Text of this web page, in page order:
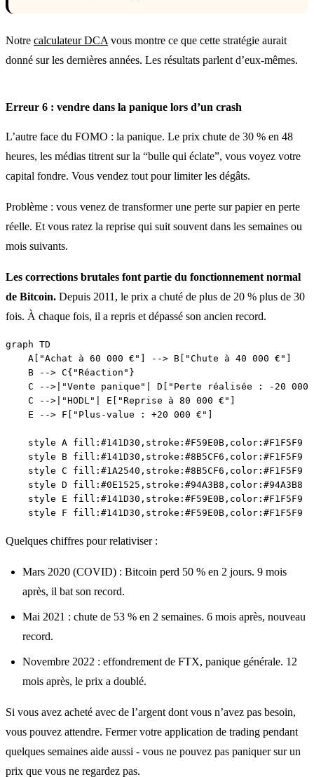
Notre calculateur DCA vous montre ce que cette stratégie aurait
donné sur les dernières années. Les résultats parlent d’eux-mêmes.
Erreur 6 : vendre dans la panique lors d’un crash
L’autre face du FOMO : la panique. Le prix chute de 30 % en 48
heures, les médias titrent sur la “bulle qui éclate”, vous voyez votre
capital fondre. Vous vendez tout pour limiter les dégâts.
Problème : vous venez de transformer une perte sur papier en perte
réelle. Et vous ratez la reprise qui suit souvent dans les semaines ou
mois suivants.
Les corrections brutales font partie du fonctionnement normal
de Bitcoin. Depuis 2011, le prix a chuté de plus de 20 % plus de 30
fois. À chaque fois, il a repris et dépassé son ancien record.
graph TD
    A["Achat à 60 000 €"] --> B["Chute à 40 000 €"]
    B --> C{"Réaction"}
C -->|"Vente panique"| D["Perte réalisée : -20 000
    C -->|"HODL"| E["Reprise à 80 000 €"]
    E --> F["Plus-value : +20 000 €"]
    style A fill:#141D30,stroke:#F59E0B,color:#F1F5F9
    style B fill:#141D30,stroke:#8B5CF6,color:#F1F5F9
    style C fill:#1A2540,stroke:#8B5CF6,color:#F1F5F9
    style D fill:#0E1525,stroke:#94A3B8,color:#94A3B8
    style E fill:#141D30,stroke:#F59E0B,color:#F1F5F9
Quelques chiffres pour relativiser :
Mars 2020 (COVID) : Bitcoin perd 50 % en 2 jours. 9 mois
après, il bat son record.
Mai 2021 : chute de 53 % en 2 semaines. 6 mois après, nouveau
record.
Novembre 2022 : effondrement de FTX, panique générale. 12
mois après, le prix a doublé.
Si vous avez acheté avec de l’argent dont vous n’avez pas besoin,
vous pouvez attendre. Fermer votre application de trading pendant
quelques semaines aide aussi - vous ne pouvez pas paniquer sur un
prix que vous ne regardez pas.